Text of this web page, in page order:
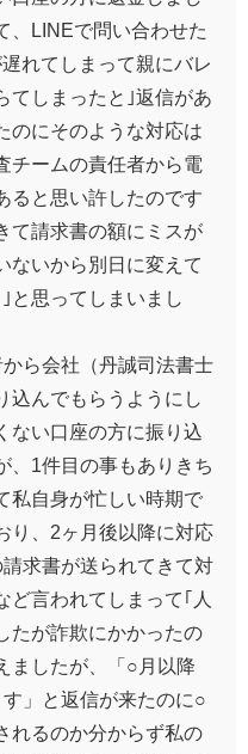
、LINEで問い合わせた
れてしまって親にバレ
てしまったと｣返信があ
のにそのような対応は
チームの責任者から電
ると思い許したのです
て請求書の額にミスが
ないから別日に変えて
と思ってしまいまし
ら会社（丹誠司法書士
込んでもらうようにし
ない口座の方に振り込
、1件目の事もありきち
私自身が忙しい時期で
り、2ヶ月後以降に対応
求書が送られてきて対
ど言われてしまって｢人
たが詐欺にかかったの
ましたが、「○月以降
す」と返信が来たのに○
れるのか分からず私の